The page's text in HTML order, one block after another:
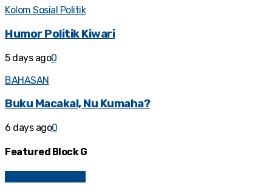
Kolom Sosial Politik
Humor Politik Kiwari
5 days ago0
BAHASAN
Buku Macakal, Nu Kumaha?
6 days ago0
Featured Block G